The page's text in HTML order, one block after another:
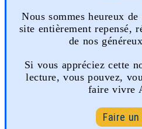
Nous sommes heureux
site entièrement repensé,
de nos
Si vous appréciez cette
lecture, vous pouvez,
faire vivre
Faire un